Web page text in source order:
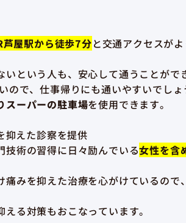
芦屋駅から徒歩7分と交通アクセスがよ
という人も、安心して通うことがで
ので、仕事帰りにも通いやすいでしょ
スーパーの駐車場を使用できます。
抑えた診察を提供
技術の習得に日々励んでいる女性を含
痛みを抑えた治療を心がけているの
る対策もおこなっています。